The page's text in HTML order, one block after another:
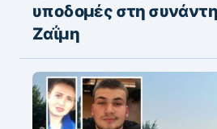
υποδομές στη
Ζαΐμη